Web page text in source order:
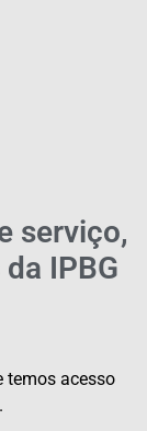
serviço,
IPBG
temos acesso